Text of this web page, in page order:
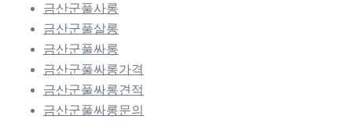
금산군풀사롱
금산군풀살롱
금산군풀싸롱
금산군풀싸롱가격
금산군풀싸롱견적
금산군풀싸롱문의